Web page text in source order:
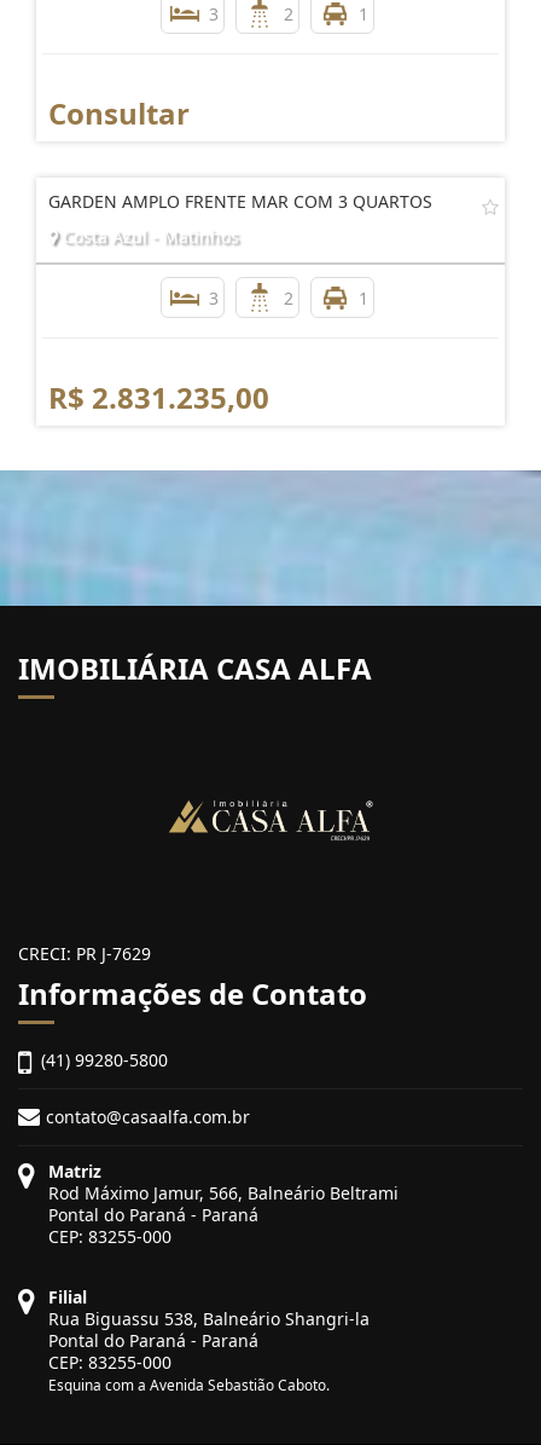
3 2 1
Consultar
GARDEN AMPLO FRENTE MAR COM 3 QUARTOS
Costa Azul - Matinhos
3 2 1
R$ 2.831.235,00
IMOBILIÁRIA CASA ALFA
CRECI: PR J-7629
Informações de Contato
(41) 99280-5800
contato@casaalfa.com.br
Matriz
Rod Máximo Jamur, 566, Balneário Beltrami
Pontal do Paraná - Paraná
CEP: 83255-000
Filial
Rua Biguassu 538, Balneário Shangri-la
Pontal do Paraná - Paraná
CEP: 83255-000
Esquina com a Avenida Sebastião Caboto.